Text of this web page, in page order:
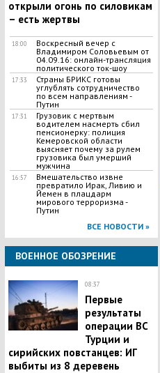
открыли огонь по силовикам
– есть жертвы
18:00
Воскресный вечер с
Владимиром Соловьевым от
04.09.16: онлайн-трансляция
политического ток-шоу
17:33
Страны БРИКС готовы
углублять сотрудничество
по всем направлениям -
Путин
17:31
Грузовик с мертвым
водителем насмерть сбил
пенсионерку: полиция
Кемеровской области
выясняет почему за рулем
грузовика был умерший
мужчина
16:57
Вмешательство извне
превратило Ирак, Ливию и
Йемен в плацдарм
мирового терроризма -
Путин
ВСЕ НОВОСТИ »
ВОЕННОЕ ОБОЗРЕНИЕ
08:37
Первые
результаты
операции ВС
Турции и
сирийских повстанцев: ИГ
выбиты из 8 деревень